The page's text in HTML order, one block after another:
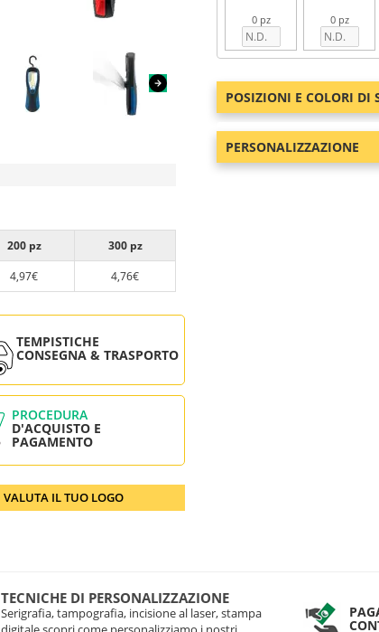
200 pz
300 pz
4,97€ 4,76€
TEMPISTICHE
CONSEGNA & TRASPORTO
PROCEDURA
D'ACQUISTO E
PAGAMENTO
VALUTA IL TUO LOGO
0 pz 0 pz
POSIZIONI E COLORI DI
PERSONALIZZAZIONE
TECNICHE DI PERSONALIZZAZIONE
Serigrafia, tampografia, incisione al laser, stampa